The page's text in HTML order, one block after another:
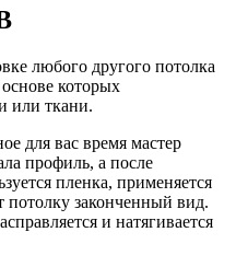
любого другого потолка
которых
или ткани.
для вас время мастер
профиль, а после
пленка, применяется
потолку законченный вид.
и натягивается